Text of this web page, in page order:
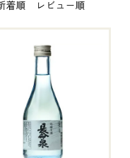
着順 レビュー順